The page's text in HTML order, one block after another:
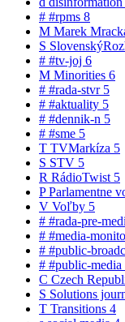
# #rpms 8
M Marek
S
# #tv-joj 6
M Minorities 6
# #rada-stvr 5
# #aktuality 5
# #dennik-n 5
# #sme 5
T TVMarkíza 5
S STV 5
R RádioTwist 5
PParlamentne
V Voľby 5
# #rada-pre-
# #media-
# #public-
# #public-media
C Czech
S Solutions
T Transitions 4